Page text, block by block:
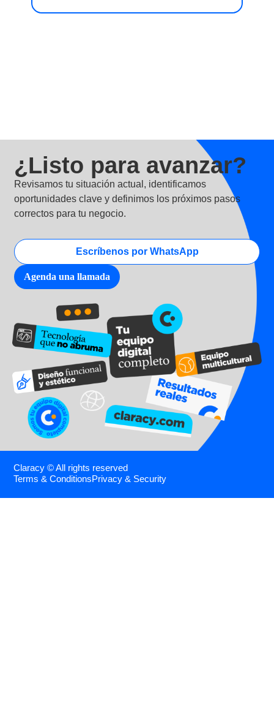
¿Listo para avanzar?
Revisamos tu situación actual, identificamos
oportunidades clave y definimos los próximos pasos
correctos para tu negocio.
Escríbenos por WhatsApp
Agenda una llamada
Claracy © All rights reserved
Terms & ConditionsPrivacy & Security